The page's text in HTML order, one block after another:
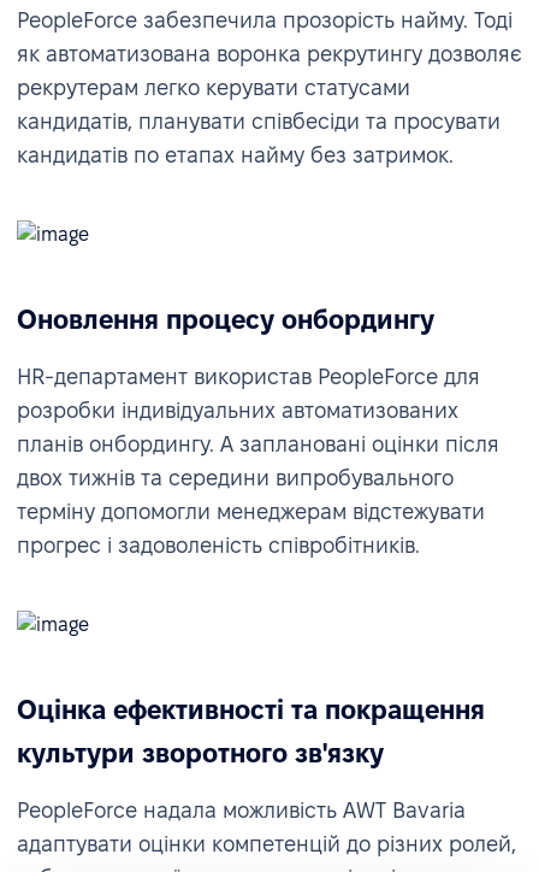
PeopleForce забезпечила прозорість найму. Тоді
як автоматизована воронка рекрутингу дозволяє
рекрутерам легко керувати статусами
кандидатів, планувати співбесіди та просувати
кандидатів по етапах найму без затримок.
Оновлення процесу онбордингу
HR-департамент використав PeopleForce для
розробки індивідуальних автоматизованих
планів онбордингу. А заплановані оцінки після
двох тижнів та середини випробувального
терміну допомогли менеджерам відстежувати
прогрес і задоволеність співробітників.
Оцінка ефективності та покращення
культури зворотного зв'язку
PeopleForce надала можливість AWT Bavaria
адаптувати оцінки компетенцій до різних ролей,